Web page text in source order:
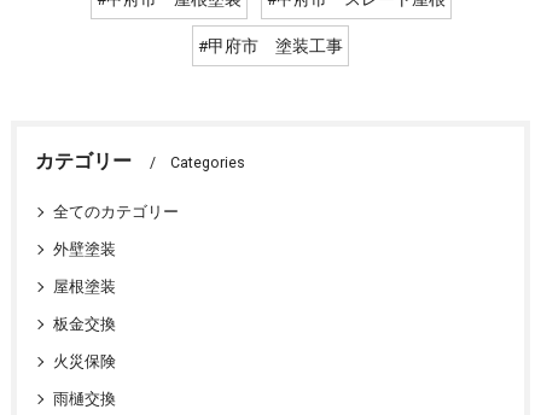
#甲府市 塗装工事
カテゴリー Categories
全てのカテゴリー
外壁塗装
屋根塗装
板金交換
火災保険
雨樋交換